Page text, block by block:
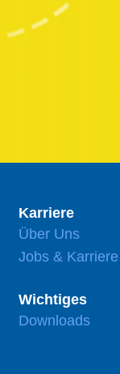
Karriere
Über Uns
Jobs & Karriere
Wichtiges
Downloads